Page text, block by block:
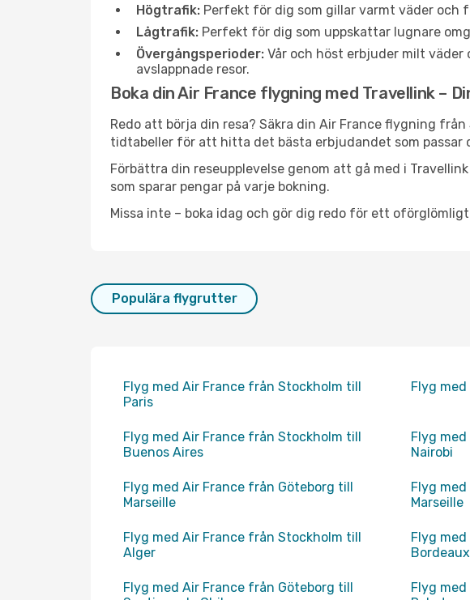
Högtrafik: Perfekt för dig som gillar varmt väder och
Lågtrafik: Perfekt för dig som uppskattar lugnare
Övergångsperioder: Vår och höst erbjuder milt
avslappnade resor.
Boka din Air France flygning med Travellink –
Redo att börja din resa? Säkra din Air France flygning
tidtabeller för att hitta det bästa erbjudandet som passar
Förbättra din reseupplevelse genom att gå med i
som sparar pengar på varje bokning.
Missa inte – boka idag och gör dig redo för ett
Populära flygrutter
Flyg med Air France från Stockholm till
Paris
Flyg
Flyg med Air France från Stockholm till
Buenos Aires
Flyg
Nairobi
Flyg med Air France från Göteborg till
Marseille
Flyg
Marseille
Flyg med Air France från Stockholm till
Alger
Flyg
Bordeaux
Flyg med Air France från Göteborg till
Flyg